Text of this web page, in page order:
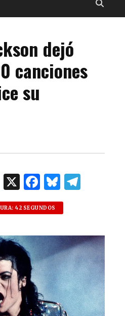
dejó
canciones
su
W
h
at
s
A
p
p
X F
a
c
e
b
o
o
k
B
lu
es
k
y
g
ra
m
42 SEGUNDOS